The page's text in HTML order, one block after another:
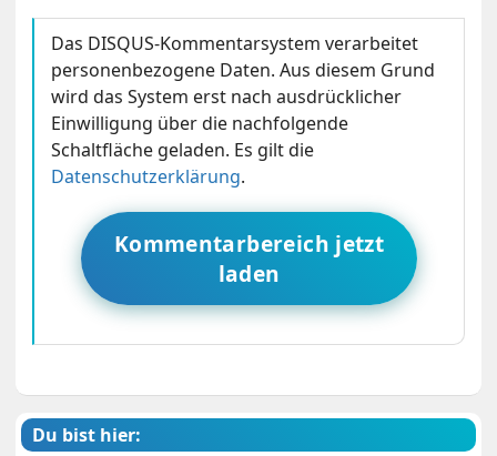
Das DISQUS-Kommentarsystem verarbeitet
personenbezogene Daten. Aus diesem Grund
wird das System erst nach ausdrücklicher
Einwilligung über die nachfolgende
Schaltfläche geladen. Es gilt die
Datenschutzerklärung.
Kommentarbereich jetzt
laden
Du bist hier: